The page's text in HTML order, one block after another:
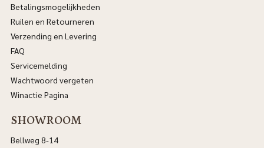
Betalingsmogelijkheden
Ruilen en Retourneren
Verzending en Levering
FAQ
Servicemelding
Wachtwoord vergeten
Winactie Pagina
SHOWROOM
Bellweg 8-14